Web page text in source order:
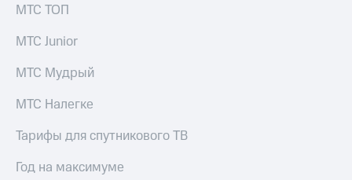
МТС ТОП
МТС Junior
МТС Мудрый
МТС Налегке
Тарифы для спутникового ТВ
Год на максимуме